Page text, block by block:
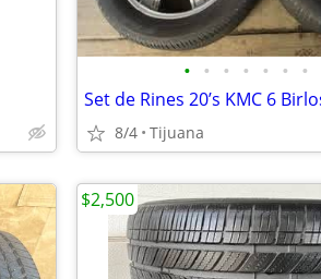
• • • • • • •
8/4 Tijuana
$2,500